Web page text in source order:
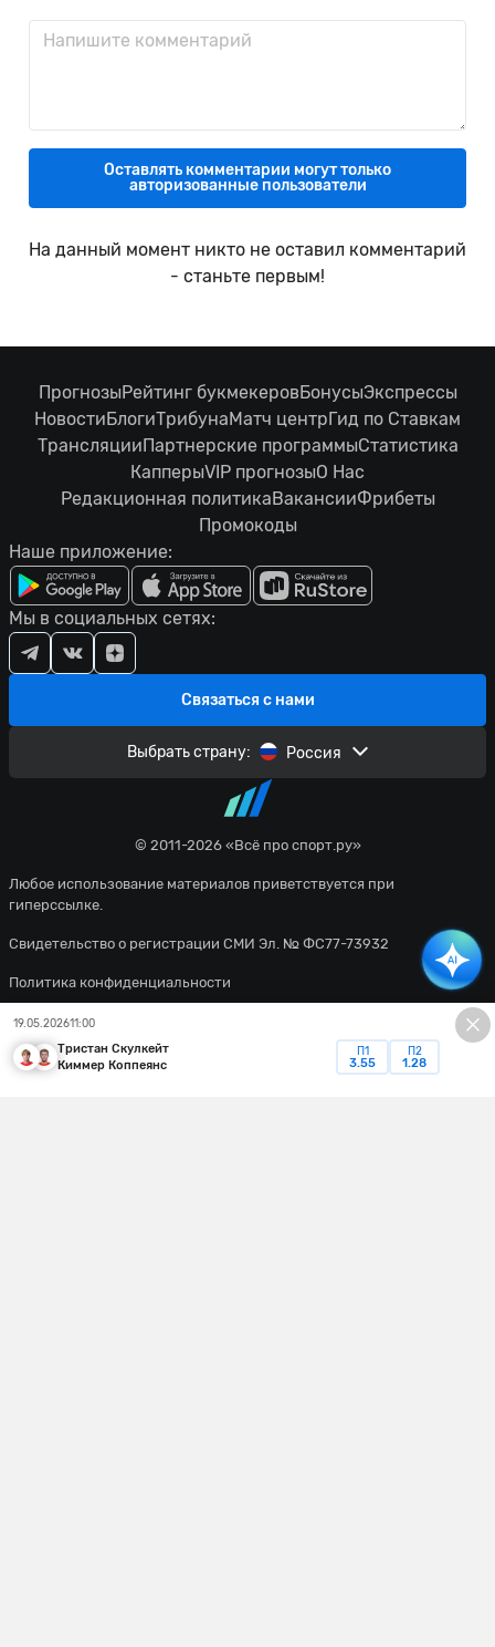
Оставлять комментарии могут только
авторизованные пользователи
На данный момент никто не оставил комментарий
- станьте первым!
© 2011-2026 «Всё про спорт.ру»
Любое использование материалов приветствуется при
гиперссылке.
Свидетельство о регистрации СМИ Эл. № ФС77-73932
Политика конфиденциальности
Пользовательское соглашение
ПрогнозыРейтинг букмекеровБонусыЭкспрессы
НовостиБлогиТрибунаМатч центрГид по Ставкам
ТрансляцииПартнерские программыСтатистика
КапперыVIP прогнозыО Нас
Редакционная политикаВакансииФрибеты
Промокоды
Наше приложение:
Связаться с нами
Мы в социальных сетях:
Выбрать страну: Россия
Все материалы сайта доступны по лицензии
Creative Commons
19.05.202611:00
Тристан Скулкейт
Киммер Коппеянс
П1
3.55
П2
1.28